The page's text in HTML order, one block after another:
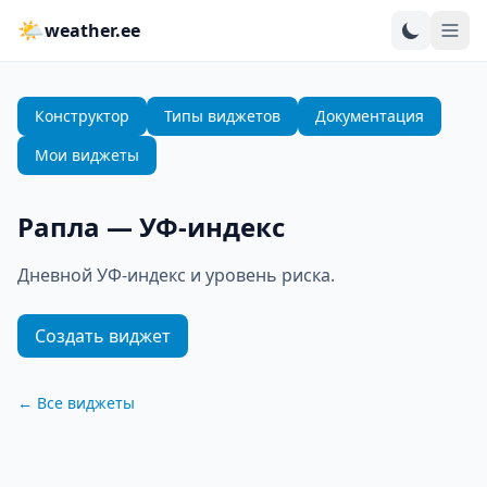
🌤weather.ee
Конструктор Типы виджетов
Документация
Мои виджеты
Рапла — УФ-индекс
Дневной УФ-индекс и уровень риска.
Создать виджет
← Все виджеты